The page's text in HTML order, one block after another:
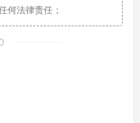
何法律责任；